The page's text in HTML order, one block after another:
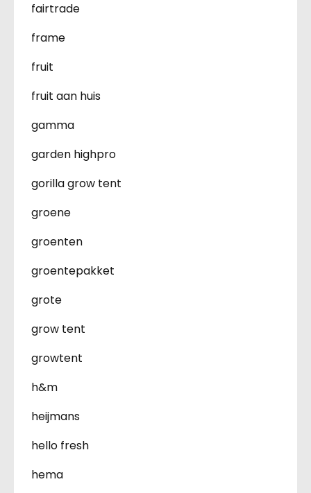
fairtrade
frame
fruit
fruit aan huis
gamma
garden highpro
gorilla grow tent
groene
groenten
groentepakket
grote
grow tent
growtent
h&m
heijmans
hello fresh
hema